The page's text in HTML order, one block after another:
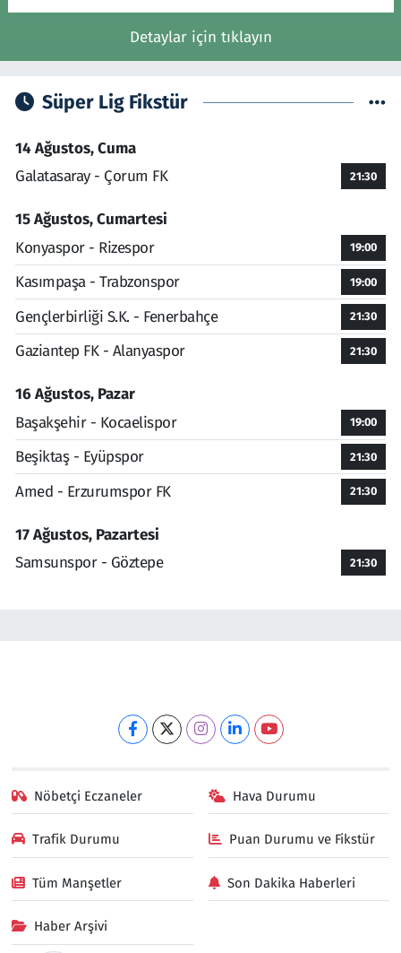
Detaylar için tıklayın
Süper Lig Fikstür
14 Ağustos, Cuma
Galatasaray - Çorum FK
21:30
15 Ağustos, Cumartesi
Konyaspor - Rizespor
19:00
Kasımpaşa - Trabzonspor 19:00
Gençlerbirliği S.K. - Fenerbahçe 21:30
Gaziantep FK - Alanyaspor 21:30
16 Ağustos, Pazar
Başakşehir - Kocaelispor
19:00
Beşiktaş - Eyüpspor 21:30
Amed - Erzurumspor FK 21:30
17 Ağustos, Pazartesi
Samsunspor - Göztepe
21:30
Nöbetçi Eczaneler Hava Durumu
Trafik Durumu Puan Durumu ve Fikstür
Tüm Manşetler Son Dakika Haberleri
Haber Arşivi